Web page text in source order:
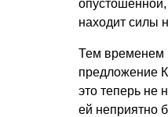
находит силы
Тем временем
предложение
это теперь не
ей неприятно